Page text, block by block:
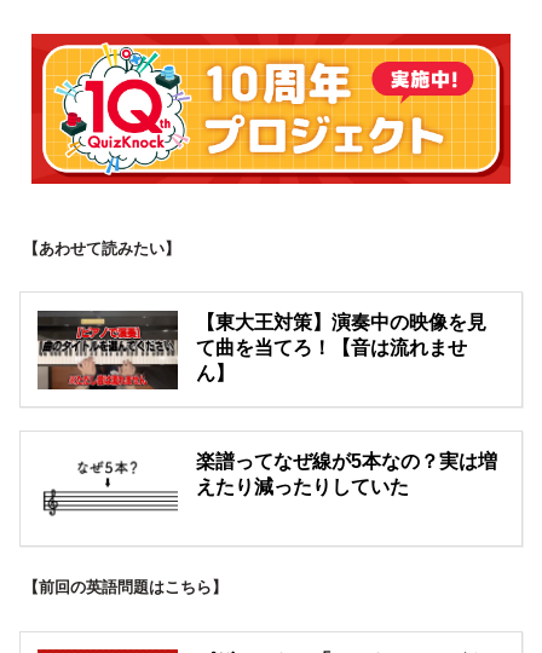
【あわせて読みたい】
【東大王対策】演奏中の映像を見
て曲を当てろ！【音は流れませ
ん】
楽譜ってなぜ線が5本なの？実は増
えたり減ったりしていた
【前回の英語問題はこちら】